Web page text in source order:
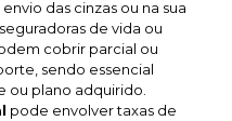
das cinzas ou na sua
de vida ou
cobrir parcial ou
sendo essencial
ou plano adquirido.
pode envolver taxas de